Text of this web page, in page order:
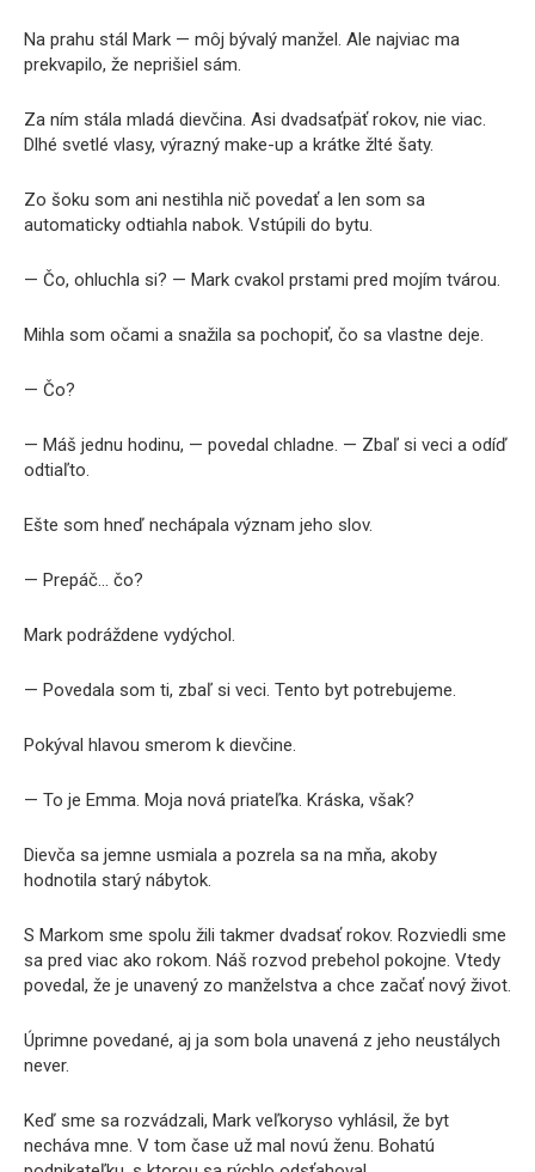
Na prahu stál Mark — môj bývalý manžel. Ale najviac ma
prekvapilo, že neprišiel sám.
Za ním stála mladá dievčina. Asi dvadsaťpäť rokov, nie viac.
Dlhé svetlé vlasy, výrazný make-up a krátke žlté šaty.
Zo šoku som ani nestihla nič povedať a len som sa
automaticky odtiahla nabok. Vstúpili do bytu.
— Čo, ohluchla si? — Mark cvakol prstami pred mojím tvárou.
Mihla som očami a snažila sa pochopiť, čo sa vlastne deje.
— Čo?
— Máš jednu hodinu, — povedal chladne. — Zbaľ si veci a odíď
odtiaľto.
Ešte som hneď nechápala význam jeho slov.
— Prepáč… čo?
Mark podráždene vydýchol.
— Povedala som ti, zbaľ si veci. Tento byt potrebujeme.
Pokýval hlavou smerom k dievčine.
— To je Emma. Moja nová priateľka. Kráska, však?
Dievča sa jemne usmiala a pozrela sa na mňa, akoby
hodnotila starý nábytok.
S Markom sme spolu žili takmer dvadsať rokov. Rozviedli sme
sa pred viac ako rokom. Náš rozvod prebehol pokojne. Vtedy
povedal, že je unavený zo manželstva a chce začať nový život.
Úprimne povedané, aj ja som bola unavená z jeho neustálych
never.
Keď sme sa rozvádzali, Mark veľkoryso vyhlásil, že byt
necháva mne. V tom čase už mal novú ženu. Bohatú